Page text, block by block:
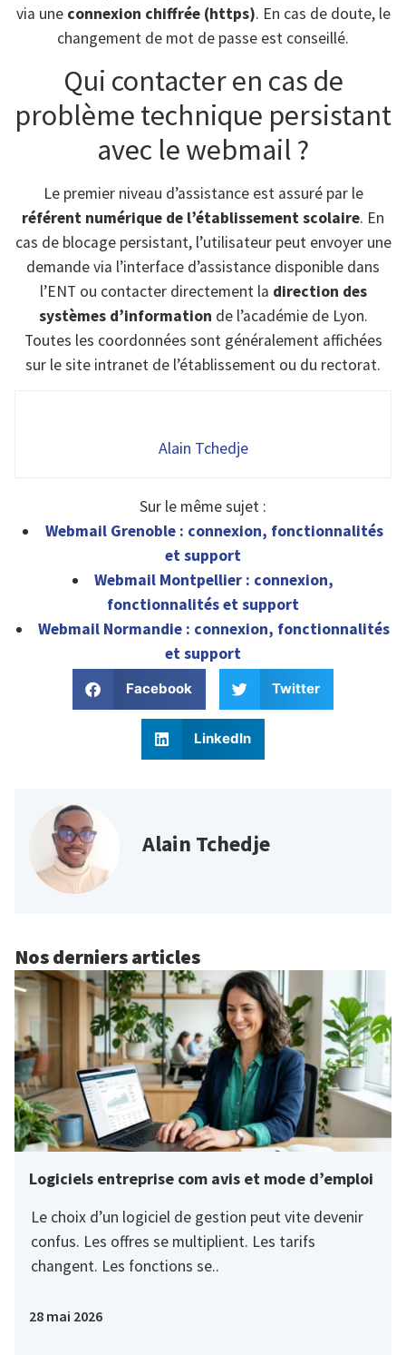
via une connexion chiffrée (https). En cas de doute, le
changement de mot de passe est conseillé.
Qui contacter en cas de
problème technique persistant
avec le webmail ?
Le premier niveau d’assistance est assuré par le
référent numérique de l’établissement scolaire. En
cas de blocage persistant, l’utilisateur peut envoyer une
demande via l’interface d’assistance disponible dans
l’ENT ou contacter directement la direction des
systèmes d’information de l’académie de Lyon.
Toutes les coordonnées sont généralement affichées
sur le site intranet de l’établissement ou du rectorat.
Alain Tchedje
Sur le même sujet :
Webmail Grenoble : connexion, fonctionnalités
et support
Webmail Montpellier : connexion,
fonctionnalités et support
Webmail Normandie : connexion, fonctionnalités
et support
Facebook Twitter
LinkedIn
Alain Tchedje
Nos derniers articles
Logiciels entreprise com avis et mode d’emploi
Le choix d’un logiciel de gestion peut vite devenir
confus. Les offres se multiplient. Les tarifs
changent. Les fonctions se..
28 mai 2026